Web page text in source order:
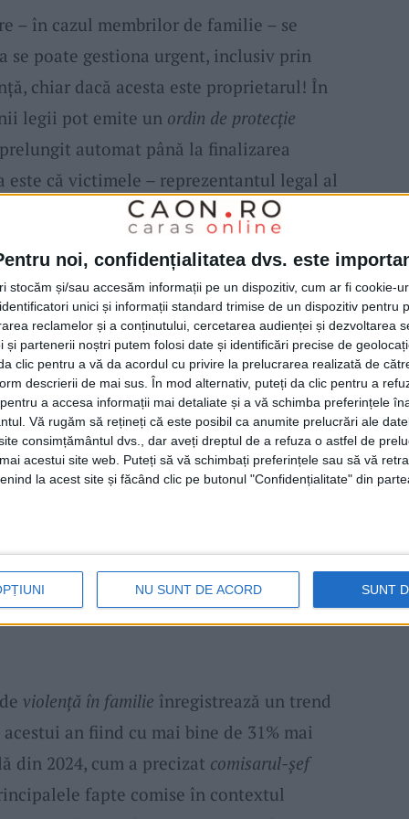
noi, confidențialitatea dvs. este
stocăm și/sau accesăm informații pe un dispozitiv, cum ar fi cookie-
unici și informații standard trimise de un dispozitiv pentru
reclamelor și a conținutului, cercetarea audienței și dezvoltarea
și partenerii noștri putem folosi date și identificări precise de
clic pentru a vă da acordul cu privire la prelucrarea realizată de
descrierii de mai sus. În mod alternativ, puteți da clic pentru a
a accesa informații mai detaliate și a vă schimba preferințele
Vă rugăm să rețineți că este posibil ca anumite prelucrări ale
consimțământul dvs., dar aveți dreptul de a refuza o astfel de
acestui site web. Puteți să vă schimbați preferințele sau să vă
la acest site și făcând clic pe butonul "Confidențialitate" din
NU SUNT DE ACORD SUNT
– în cazul membrilor de familie – se
se poate gestiona urgent, inclusiv prin
chiar dacă acesta este proprietarul! În
legii pot emite un ordin de protecție
automat până la finalizarea
că victimele – reprezentantul legal al
i chiar de reprezentantul
de monitorizare.
pentru victimă, celălalt pentruagresor,
glezna sau mânaagresorului,după cum a
Alin Anderca, șeful Biroului de Ordine
sistemul nu urmărește victima, decât
generată de apropiereabrățăriipurtată
acel moment, autoritățile intră în alertă
situație neplăcută.
nu sunt de acord cu această
montate anul acesta aproape s-au dublat
au fost montate 9 astfel de dispozitive
violență în familie înregistrează un trend
an fiind cu mai bine de 31% mai
din 2024, cum a precizat comisarul-șef
fapte comise în contextul